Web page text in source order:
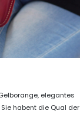
elegantes
habent die Qual der